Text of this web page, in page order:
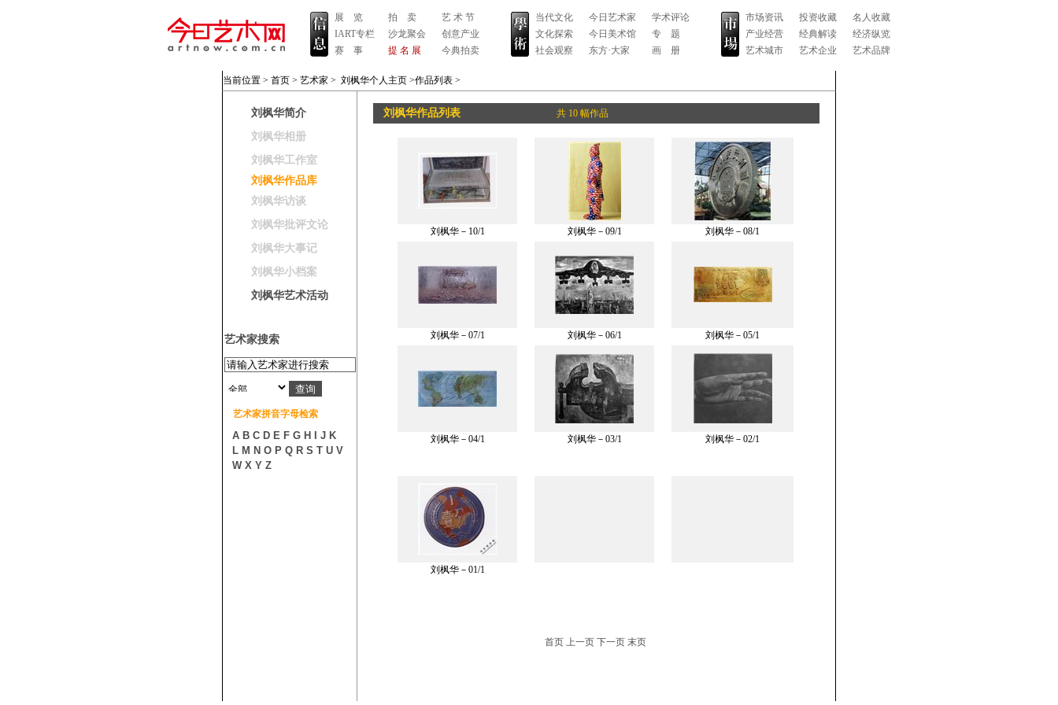
展 览
IART专栏
赛 事
拍 卖
沙龙聚会
提 名 展
艺 术 节
创意产业
今典拍卖
当代文化
文化探索
社会观察
今日艺术家
今日美术馆
东方·大家
学术评论
专 题
画 册
市场资讯
产业经营
艺术城市
投资收藏
经典解读
艺术企业
名人收藏
经济纵览
艺术品牌
当前位置 > 首页 > 艺术家 > 刘枫华个人主页 >作品列表 >
刘枫华简介
刘枫华相册
刘枫华工作室
刘枫华作品库
刘枫华访谈
刘枫华批评文论
刘枫华大事记
刘枫华小档案
刘枫华艺术活动
艺术家搜索
艺术家拼音字母检索
A B C D E F G H J K
L M N O P Q R S T U V
W X Y Z
刘枫华作品列表 共 10 幅作品
刘枫华－10/1 刘枫华－09/1 刘枫华－08/1
刘枫华－07/1 刘枫华－06/1 刘枫华－05/1
刘枫华－04/1 刘枫华－03/1 刘枫华－02/1
刘枫华－01/1
首页 上一页 下一页 末页